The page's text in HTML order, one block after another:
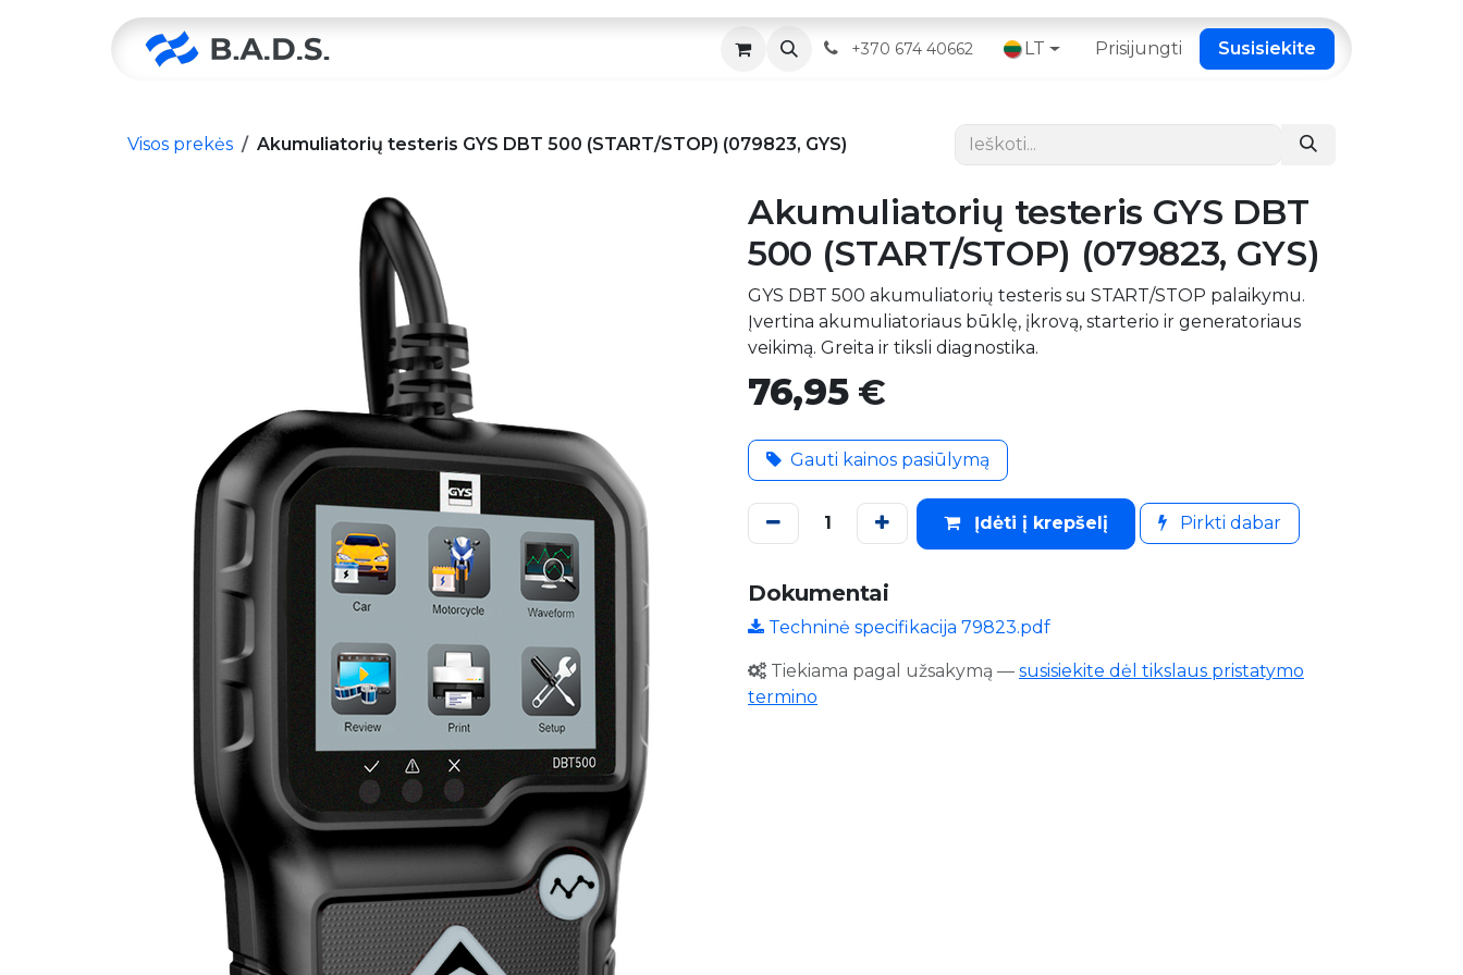
Servisas Kontaktai
+370 674 40662 LT Prisijungti Susisiekite
Visos prekės Akumuliatorių testeris GYS DBT 500 (START/STOP) (079823, GYS)
Akumuliatorių testeris GYS DBT
500 (START/STOP) (079823, GYS)
GYS DBT 500 akumuliatorių testeris su START/STOP palaikymu.
Įvertina akumuliatoriaus būklę, įkrovą, starterio ir generatoriaus
veikimą. Greita ir tiksli diagnostika.
76,95€
Gauti kainos pasiūlymą
Įdėti į krepšelį Pirkti dabar
Dokumentai
Techninė specifikacija 79823.pdf
Tiekiama pagal užsakymą — susisiekite dėl tikslaus pristatymo
termino